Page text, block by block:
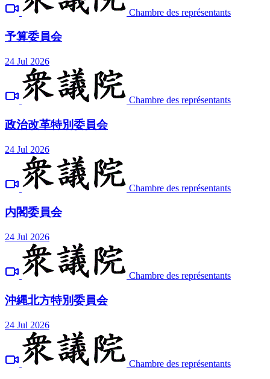
Chambre des représentants
予算委員会
24 Jul 2026
Chambre des représentants
政治改革特別委員会
24 Jul 2026
Chambre des représentants
内閣委員会
24 Jul 2026
Chambre des représentants
沖縄北方特別委員会
24 Jul 2026
Chambre des représentants